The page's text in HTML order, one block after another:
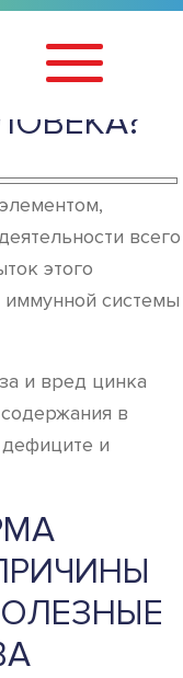
ДЛЯ
всего
этого
системы
и вред цинка
в
и